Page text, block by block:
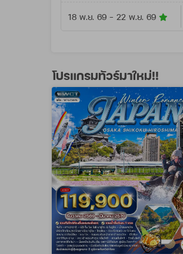
18 พ.ย. 69 - 22 พ.ย. 69
โปรแกรมทัวร์มาใหม่!!